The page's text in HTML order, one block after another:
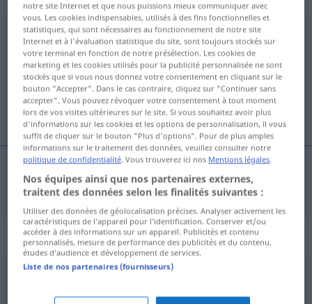
Auftraggeberm
Vue d'ensemble de toutes les traductions
(Pour plus d'informations, cliquez sur/touchez la traduction)
opdrachtgever
opdrachtgever Auftraggeber
Synonymes de "Auftraggeber"
notre site Internet et que nous puissions mieux communiquer avec
vous. Les cookies indispensables, utilisés à des fins fonctionnelles et
statistiques, qui sont nécessaires au fonctionnement de notre site
Internet et à l'évaluation statistique du site, sont toujours stockés sur
votre terminal en fonction de notre présélection. Les cookies de
marketing et les cookies utilisés pour la publicité personnalisée ne sont
stockés que si vous nous donnez votre consentement en cliquant sur le
bouton "Accepter". Dans le cas contraire, cliquez sur "Continuer sans
accepter". Vous pouvez révoquer votre consentement à tout moment
lors de vos visites ultérieures sur le site. Si vous souhaitez avoir plus
d'informations sur les cookies et les options de personnalisation, il vous
suffit de cliquer sur le bouton "Plus d'options". Pour de plus amples
informations sur le traitement des données, veuillez consulter notre
politique de confidentialité. Vous trouverez ici nos Mentions légales.
Nos équipes ainsi que nos partenaires externes,
traitent des données selon les finalités suivantes :
Utiliser des données de géolocalisation précises. Analyser activement les
caractéristiques de l’appareil pour l’identification. Conserver et/ou
accéder à des informations sur un appareil. Publicités et contenu
personnalisés, mesure de performance des publicités et du contenu,
études d’audience et développement de services.
Liste de nos partenaires (fournisseurs)